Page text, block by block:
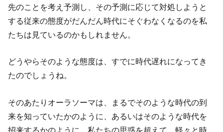
先のことを考え予測し、その予測に応じて対処しようと
する従来の態度がだんだん時代にそぐわなくなるのを私
たちは見ているのかもしれません。
どうやらそのような態度は、すでに時代遅れになってき
たのでしょうね。
そのあたりオーラソーマは、まるでそのような時代の到
来を知っていたかのように、あるいはそのような時代を
招来するかのように、私たちの思惑を超えて、軽々と時